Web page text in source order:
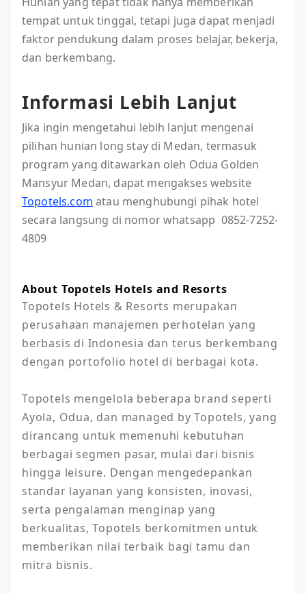
tempat untuk tinggal, tetapi juga dapat menjadi
faktor pendukung dalam proses belajar, bekerja,
dan berkembang.
Informasi Lebih Lanjut
Jika ingin mengetahui lebih lanjut mengenai
pilihan hunian long stay di Medan, termasuk
program yang ditawarkan oleh Odua Golden
Mansyur Medan, dapat mengakses website
Topotels.com atau menghubungi pihak hotel
secara langsung di nomor whatsapp 0852-7252-
4809
About Topotels Hotels and Resorts
Topotels Hotels & Resorts merupakan
perusahaan manajemen perhotelan yang
berbasis di Indonesia dan terus berkembang
dengan portofolio hotel di berbagai kota.
Topotels mengelola beberapa brand seperti
Ayola, Odua, dan managed by Topotels, yang
dirancang untuk memenuhi kebutuhan
berbagai segmen pasar, mulai dari bisnis
hingga leisure. Dengan mengedepankan
standar layanan yang konsisten, inovasi,
serta pengalaman menginap yang
berkualitas, Topotels berkomitmen untuk
memberikan nilai terbaik bagi tamu dan
mitra bisnis.